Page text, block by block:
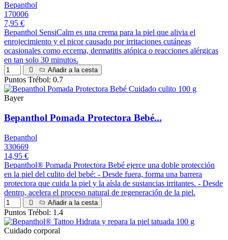
Bepanthol
170006
7,95 €
Bepanthol SensiCalm es una crema para la piel que alivia el
enrojecimiento y el picor causado por irritaciones cutáneas
ocasionales como eccema, dermatitis atópica o reacciones alérgicas
en tan solo 30 minutos.
Añadir a la cesta
Puntos Trébol: 0.7
Bayer
Bepanthol Pomada Protectora Bebé...
Bepanthol
330669
14,95 €
Bepanthol® Pomada Protectora Bebé ejerce una doble protección
en la piel del culito del bebé: - Desde fuera, forma una barrera
protectora que cuida la piel y la aísla de sustancias irritantes. - Desde
dentro, acelera el proceso natural de regeneración de la piel.
Añadir a la cesta
Puntos Trébol: 1.4
Cuidado corporal